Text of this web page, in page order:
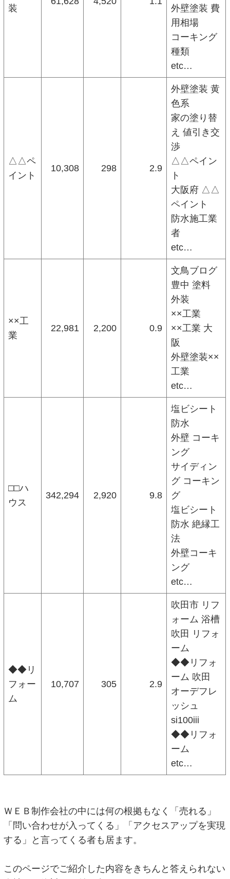
装
外壁塗装 費
用相場
コーキング
種類
etc…
△△ペ
イント
10,308 298 2.9
外壁塗装 黄
色系
家の塗り替
え 値引き交
渉
△△ペイン
ト
大阪府 △△
ペイント
防水施工業
者
etc…
××工
業
22,981 2,200 0.9
文鳥ブログ
豊中 塗料
外装
××工業
××工業 大
阪
外壁塗装××
工業
etc…
□□ハ
ウス
342,294 2,920 9.8
塩ビシート
防水
外壁 コーキ
ング
サイディン
グ コーキン
グ
塩ビシート
防水 絶縁工
法
外壁コーキ
ング
etc…
◆◆リ
フォー
ム
10,707 305 2.9
吹田市 リフ
ォーム 浴槽
吹田 リフォ
ーム
◆◆リフォ
ーム 吹田
オーデフレ
ッシュ
si100iii
◆◆リフォ
ーム
etc…
ＷＥＢ制作会社の中には何の根拠もなく「売れる」
「問い合わせが入ってくる」「アクセスアップを実現
する」と言ってくる者も居ます。
このページでご紹介した内容をきちんと答えられない